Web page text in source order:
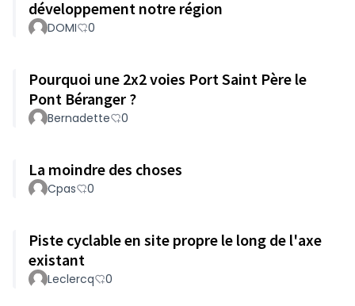
développement notre région
DOMI 0
Pourquoi une 2x2 voies Port Saint Père le
Pont Béranger ?
Bernadette 0
La moindre des choses
Cpas 0
Piste cyclable en site propre le long de l'axe
existant
Leclercq 0